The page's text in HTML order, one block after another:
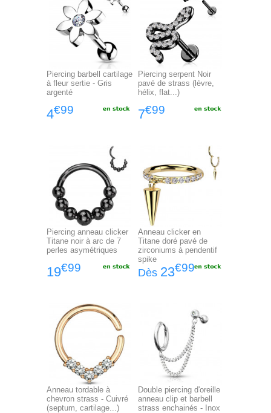
Piercing barbell cartilage
à fleur sertie - Gris
argenté
4€99
Piercing serpent Noir
pavé de strass (lèvre,
hélix, flat...)
7€99
Piercing anneau clicker
Titane noir à arc de 7
perles asymétriques
19€99
Anneau clicker en
Titane doré pavé de
zirconiums à pendentif
spike
Dès 23€99
Anneau tordable à
chevron strass - Cuivré
(septum, cartilage...)
Double piercing d'oreille
anneau clip et barbell
strass enchainés - Inox